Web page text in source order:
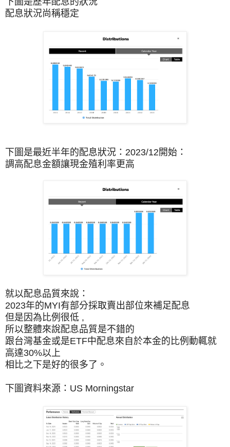
配息狀況尚稱穩定
下圖是最近半年的配息狀況：2023/12開始：
調高配息金額讓現金殖利率更高
就以配息品質來說：
2023年的MYI有部分採取賣出部位來補足配息
但是因為比例很低 ,
所以整體來說配息品質是不錯的
跟台灣基金或是ETF中配息來自於本金的比例動輒就
高達30%以上
相比之下是好的很多了。
下圖資料來源：US Morningstar